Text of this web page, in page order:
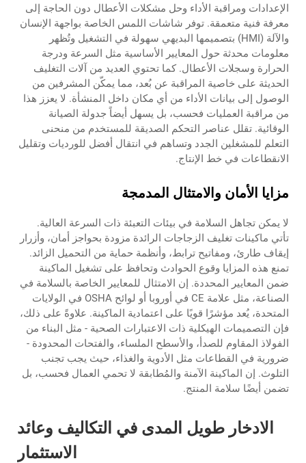
الإعدادات ومراقبة الأداء وحل مشكلات الأعطال دون الحاجة إلى
معرفة فنية متعمقة. توفر شاشات اللمس الخاصة بواجهة الإنسان
والآلة (HMI) بتصميمها البديهي سهولة في التشغيل وتُظهر
معلومات محدثة حول المعايير الأساسية مثل السرعة ودرجة
الحرارة وسجلات الأعطال. كما تحتوي العديد من آلات التغليف
الحديثة على خاصية المراقبة عن بُعد، مما يمكّن المشرفين من
الوصول إلى بيانات الأداء من أي مكان داخل المنشأة. لا يعزز هذا
من مراقبة العمليات فحسب، بل يسهل أيضاً جدولة الصيانة
الوقائية. تقلل عناصر التحكم الصديقة للمستخدم من منحنى
التعلم للمشغلين الجدد وتساهم في انتقال أفضل للورديات وتقليل
الانقطاعات في خط الإنتاج.
مزايا الأمان والامتثال المدمجة
لا يمكن تجاهل السلامة في بيئات التعبئة ذات السرعة العالية.
تأتي ماكينات تغليف الزجاجات الرائدة مزودة بحواجز أمان، وأزرار
إيقاف طارئ، ومفاتيح ترابط، وأنظمة حماية من التحميل الزائد.
تمنع هذه المزايا وقوع الحوادث وتحافظ على تشغيل الماكينة
ضمن المعايير المحددة. إن الامتثال للمعايير الخاصة بالسلامة في
الصناعة، مثل علامة CE في أوروبا أو لوائح OSHA في الولايات
المتحدة، يُعد مؤشرًا قويًا على اعتمادية الماكينة. علاوةً على ذلك،
فإن التصميمات الهيكلية ذات الاعتبارات الصحية - مثل البناء من
الفولاذ المقاوم للصدأ، والأسطح الملساء، والفتحات المحدودة -
ضرورية في القطاعات مثل الأدوية والغذاء، حيث يجب تجنب
التلوث. إن الماكينة الآمنة والمُطابقة لا تحمي العمال فحسب، بل
تضمن أيضًا سلامة المنتج.
الادخار طويل المدى في التكاليف وعائد
الاستثمار